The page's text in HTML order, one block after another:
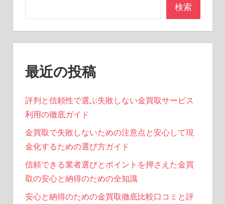
検索
最近の投稿
評判と信頼性で選ぶ失敗しない金買取サービス
利用の徹底ガイド
金買取で失敗しないための注意点と安心して現
金化するための選び方ガイド
信頼できる業者選びとポイントを押さえた金買
取の安心と納得のための全知識
安心と納得のための金買取徹底比較口コミと評